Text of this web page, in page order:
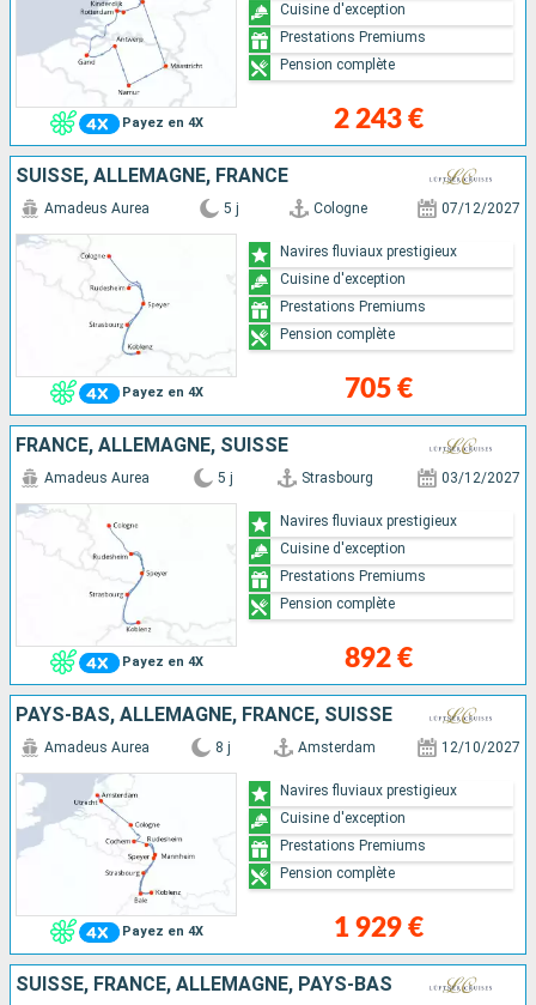
Payez en 4X 2 243 €
Cuisine d'exception
Prestations Premiums
Pension complète
SUISSE, ALLEMAGNE, FRANCE
Payez en 4X
Amadeus Aurea 5 j Cologne 07/12/2027
705 €
Navires fluviaux prestigieux
Cuisine d'exception
Prestations Premiums
Pension complète
FRANCE, ALLEMAGNE, SUISSE
Payez en 4X
Amadeus Aurea 5 j Strasbourg 03/12/2027
892 €
Navires fluviaux prestigieux
Cuisine d'exception
Prestations Premiums
Pension complète
PAYS-BAS, ALLEMAGNE, FRANCE, SUISSE
Payez en 4X
Amadeus Aurea 8 j Amsterdam 12/10/2027
1 929 €
Navires fluviaux prestigieux
Cuisine d'exception
Prestations Premiums
Pension complète
SUISSE, FRANCE, ALLEMAGNE, PAYS-BAS